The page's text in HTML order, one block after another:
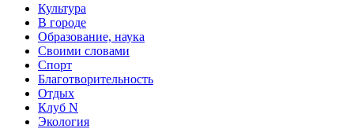
Культура
В городе
Образование, наука
Своими словами
Спорт
Благотворительность
Отдых
Клуб N
Экология